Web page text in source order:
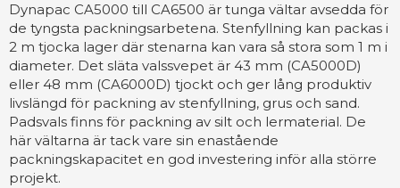
Dynapac CA5000 till CA6500 är tunga vältar avsedda för
de tyngsta packningsarbetena. Stenfyllning kan packas i
2 m tjocka lager där stenarna kan vara så stora som 1 m i
diameter. Det släta valssvepet är 43 mm (CA5000D)
eller 48 mm (CA6000D) tjockt och ger lång produktiv
livslängd för packning av stenfyllning, grus och sand.
Padsvals finns för packning av silt och lermaterial. De
här vältarna är tack vare sin enastående
packningskapacitet en god investering inför alla större
projekt.